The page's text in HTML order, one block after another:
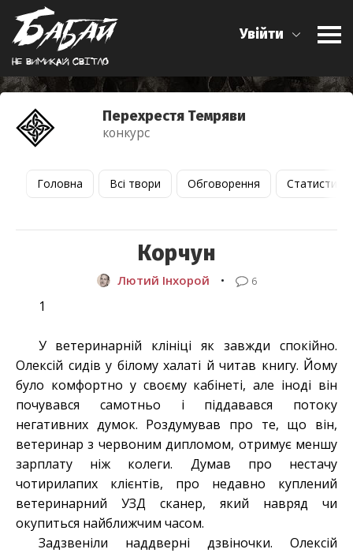
Не вимикай свiтло
Увійти
Перехрестя Темряви
конкурс
Головна Всі твори Обговорення Статистика
Корчун
Лютий Інхорой • 6
1
У ветеринарній клініці як завжди спокійно.
Олексій сидів у білому халаті й читав книгу. Йому
було комфортно у своєму кабінеті, але іноді він
почувався самотньо і піддавався потоку
негативних думок. Роздумував про те, що він,
ветеринар з червоним дипломом, отримує меншу
зарплату ніж колеги. Думав про нестачу
чотирилапих клієнтів, про недавно куплений
ветеринарний УЗД сканер, який навряд чи
окупиться найближчим часом.
Задзвеніли наддверні дзвіночки. Олексій